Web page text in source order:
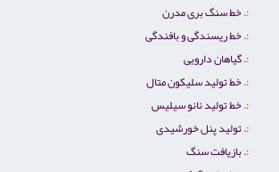
خط سنگ بری مدرن
خط ریسندگی و بافندگی
گیاهان دارویی
خط تولید سلیکون متال
خط تولید نانو سیلیس
تولید پنل خورشیدی
بازیافت سنگ